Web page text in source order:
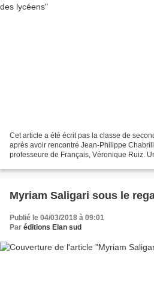
Cet article a été écrit pas la classe de
après avoir rencontré Jean-Philippe
professeure de Français, Véronique Ruiz.
Myriam Saligari sous le
Publié le 04/03/2018 à 09:01
Par éditions Elan sud